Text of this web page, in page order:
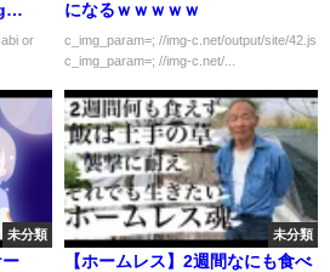
or
になるｗｗｗｗｗ
c_img_param=; //img-c.net/output/site/42.js
c_img_param=; //img-c.net/...
未分類 未分類
【ホームレス】2週間なにも食べ